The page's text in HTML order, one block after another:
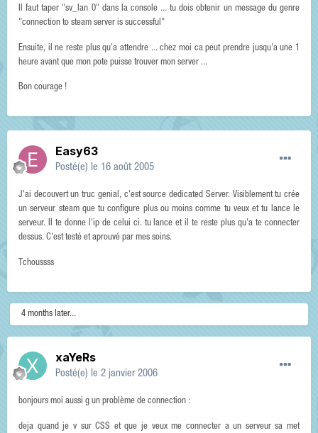
Il faut taper "sv_lan 0" dans la console ... tu dois obtenir un message du genre
"connection to steam server is successful"
Ensuite, il ne reste plus qu'a attendre ... chez moi ca peut prendre jusqu'a une 1
heure avant que mon pote puisse trouver mon server ...
Bon courage !
Easy63
Posté(e) le 16 août 2005
J'ai decouvert un truc genial, c'est source dedicated Server. Visiblement tu crée
un serveur steam que tu configure plus ou moins comme tu veux et tu lance le
serveur. Il te donne l'ip de celui ci. tu lance et il te reste plus qu'a te connecter
dessus. C'est testé et aprouvé par mes soins.
Tchoussss
4 months later...
xaYeRs
Posté(e) le 2 janvier 2006
bonjours moi aussi g un problème de connection :
deja quand je v sur CSS et que je veux me connecter a un serveur sa met